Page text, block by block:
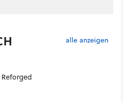
alle anzeigen